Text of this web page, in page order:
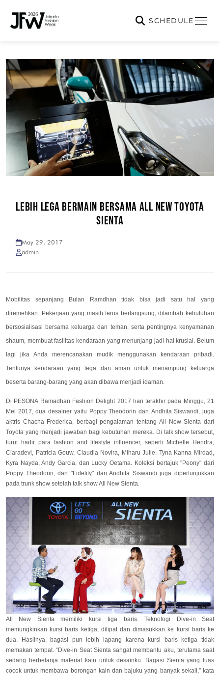
SCHEDULE
LEBIH LEGA BERMAIN BERSAMA ALL NEW TOYOTA
SIENTA
May 29, 2017
admin
Mobilitas sepanjang Bulan Ramdhan tidak bisa jadi satu hal yang
diremehkan. Pekerjaan yang masih terus berlangsung, ditambah kebutuhan
bersosialisasi bersama keluarga dan teman, serta pentingnya kenyamanan
shaum, membuat fasilitas kendaraan yang menunjang jadi hal krusial. Belum
lagi jika Anda merencanakan mudik menggunakan kendaraan pribadi.
Tentunya kendaraan yang lega dan aman untuk menampung keluarga
beserta barang-barang yang akan dibawa menjadi idaman.
Di PESONA Ramadhan Fashion Delight 2017 hari terakhir pada Minggu, 21
Mei 2017, dua desainer yaitu Poppy Theodorin dan Andhita Siswandi, juga
aktris Chacha Frederica, berbagi pengalaman tentang All New Sienta dari
Toyota yang menjadi jawaban bagi kebutuhan mereka. Di talk show tersebut,
turut hadir para fashion and lifestyle influencer, seperti Michelle Hendra,
Claradevi, Patricia Gouw, Claudia Novira, Miharu Julie, Tyna Kanna Mirdad,
Kyra Nayda, Andy Garcia, dan Lucky Oetama. Koleksi bertajuk "Peony" dari
Poppy Theodorin, dan "Fidelity" dari Andhita Siswandi juga dipertunjukkan
pada trunk show setelah talk show All New Sienta.
All New Sienta memiliki kursi tiga baris. Teknologi Dive-in Seat
memungkinkan kursi baris ketiga, dilipat dan dimasukkan ke kursi baris ke
dua. Hasilnya, bagasi pun lebih lapang karena kursi baris ketiga tidak
memakan tempat.“Dive-in Seat Sienta sangat membantu aku, terutama saat
sedang berbelanja material kain untuk desainku. Bagasi Sienta yang luas
cocok untuk membawa borongan kain dan bajuku yang banyak sekali,” kata